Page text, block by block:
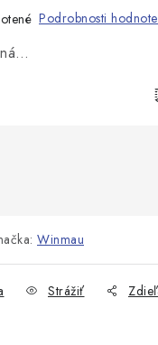
Podrobnosti
Winmau
Strážiť